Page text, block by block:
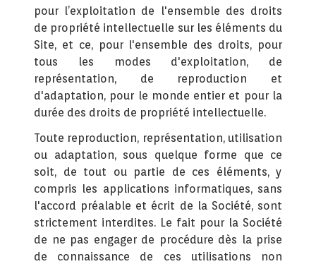
pour l’exploitation de l'ensemble des droits
de propriété intellectuelle sur les éléments du
Site, et ce, pour l'ensemble des droits, pour
tous les modes d'exploitation, de
représentation, de reproduction et
d'adaptation, pour le monde entier et pour la
durée des droits de propriété intellectuelle.
Toute reproduction, représentation, utilisation
ou adaptation, sous quelque forme que ce
soit, de tout ou partie de ces éléments, y
compris les applications informatiques, sans
l'accord préalable et écrit de la Société, sont
strictement interdites. Le fait pour la Société
de ne pas engager de procédure dès la prise
de connaissance de ces utilisations non